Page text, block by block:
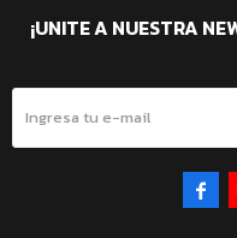
¡UNITE A NUESTRA
